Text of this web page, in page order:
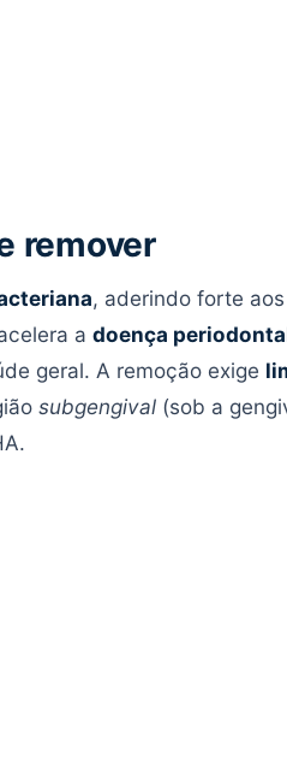
remover
, aderindo forte
a doença
geral. A remoção exige
subgengival (sob a